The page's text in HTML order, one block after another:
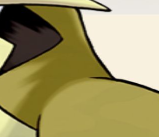
く はばたいて すなを かけたりする。